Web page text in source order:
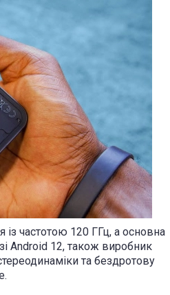
із частотою 120 ГГц, а основна
Android 12, також виробник
та бездротову